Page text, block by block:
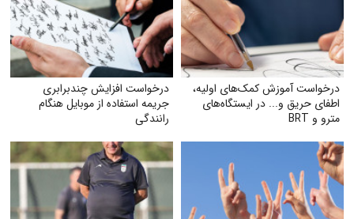
درخواست آموزش کمک‌های اولیه،
اطفای حریق و... در ایستگاه‌های
مترو و BRT
درخواست افزایش چندبرابری
جریمه استفاده از موبایل هنگام
رانندگی